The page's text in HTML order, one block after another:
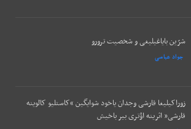
شرّین بایاغیلیغی و شخصیت ترورو
جواد عباسی
زوراکیلیغا قارشی وجدان یاخود شوایگین “کاستلیو کالوینه
قارشی” اثرینه اؤتری بیر باخیش